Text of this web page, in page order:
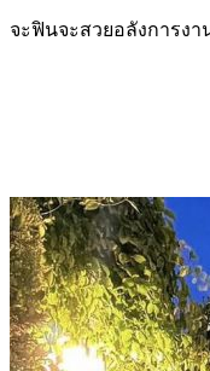
จะฟินจะสวยอลังการง